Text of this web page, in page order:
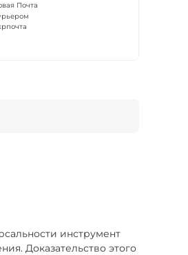
Почта
инструмент
Доказательство этого